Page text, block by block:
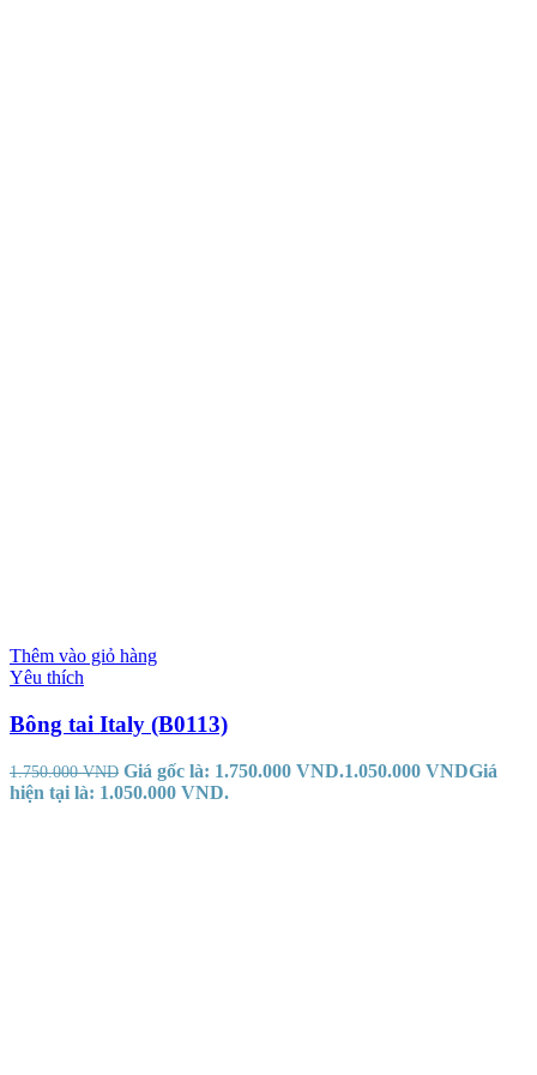
Thêm vào giỏ hàng
Yêu thích
Bông tai Italy (B0113)
1.750.000VND Giá gốc là: 1.750.000 VND.1.050.000 VNDGiá
hiện tại là: 1.050.000 VND.